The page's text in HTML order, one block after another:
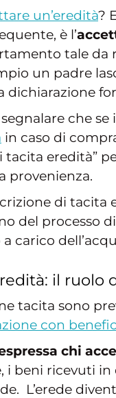
un’eredità?
è l’
tale da
un padre
dichiarazione
che
in caso di
tacita eredità”
provenienza.
di tacita
del processo
carico
il ruolo
tacita sono
con
chi
i beni ricevuti
L’erede